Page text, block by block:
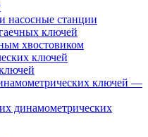
насосные станции
ключей
хвостовиком
ключей
ключей —
динамометрических